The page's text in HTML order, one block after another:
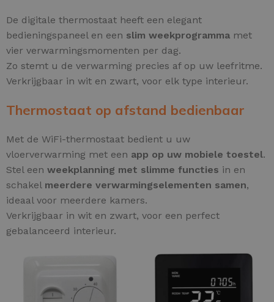
De digitale thermostaat heeft een elegant
bedieningspaneel en een slim weekprogramma met
vier verwarmingsmomenten per dag.
Zo stemt u de verwarming precies af op uw leefritme.
Verkrijgbaar in wit en zwart, voor elk type interieur.
Thermostaat op afstand bedienbaar
Met de WiFi-thermostaat bedient u uw
vloerverwarming met een app op uw mobiele toestel.
Stel een weekplanning met slimme functies in en
schakel meerdere verwarmingselementen samen,
ideaal voor meerdere kamers.
Verkrijgbaar in wit en zwart, voor een perfect
gebalanceerd interieur.